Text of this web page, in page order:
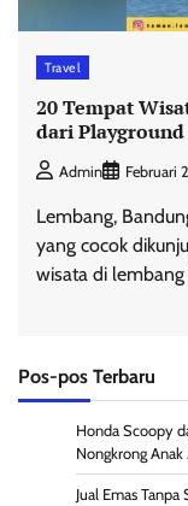
Travel
20 Tempat
dari
Admin Februari
Lembang,
yang cocok
wisata di lembang
Pos-pos Terbaru
Honda Scoopy
Nongkrong Anak
Jual Emas